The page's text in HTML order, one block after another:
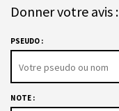
Donner votre avis :
PSEUDO :
NOTE :